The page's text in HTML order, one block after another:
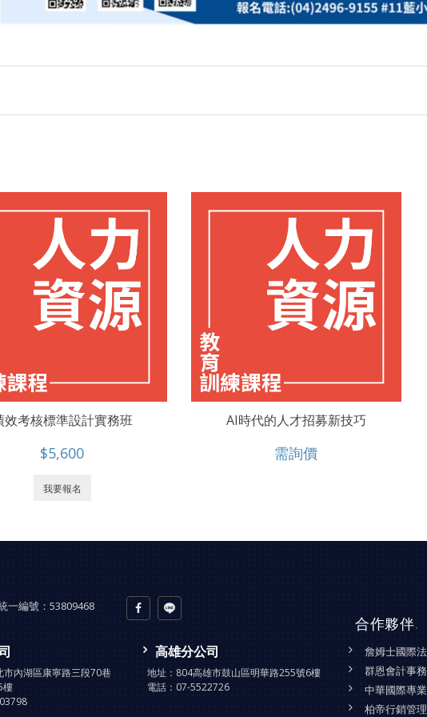
效考核標準設計實務班
$5,600
我要報名
AI時代的人才招募新技巧
需詢價
一編號： 53809468
市內湖區康寧路三段70巷
樓
高雄分公司
地址： 804高雄市鼓山區明華路255號6樓
電話： 07-5522726
合作夥伴.
詹姆士國際
群恩會計事
中華國際專
柏帝行銷管